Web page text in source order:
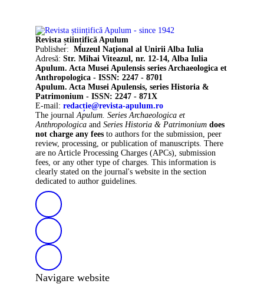
Revista științifică Apulum
Publisher: Muzeul Naţional al Unirii Alba Iulia
Adresă: Str. Mihai Viteazul, nr. 12-14, Alba Iulia
Apulum. Acta Musei Apulensis series Archaeologica et
Anthropologica - ISSN: 2247 - 8701
Apulum. Acta Musei Apulensis, series Historia &
Patrimonium - ISSN: 2247 - 871X
E-mail: redacție@revista-apulum.ro
The journal Apulum. Series Archaeologica et
Anthropologica and Series Historia & Patrimonium does
not charge any fees to authors for the submission, peer
review, processing, or publication of manuscripts. There
are no Article Processing Charges (APCs), submission
fees, or any other type of charges. This information is
clearly stated on the journal's website in the section
dedicated to author guidelines.
Navigare website